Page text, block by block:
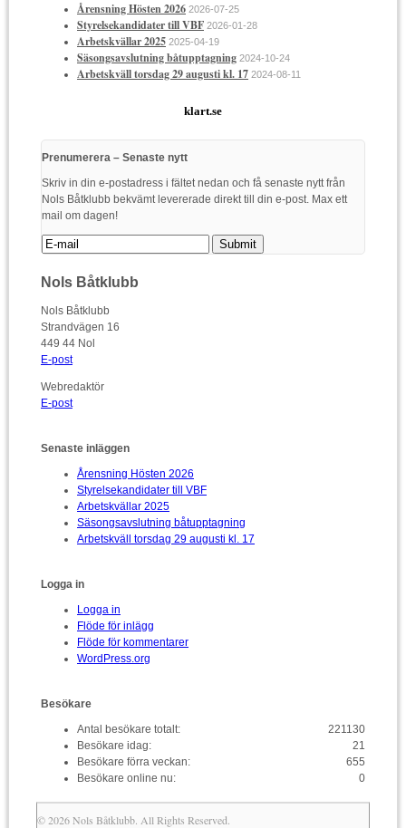
Årensning Hösten 2026 2026-07-25
Styrelsekandidater till VBF 2026-01-28
Arbetskvällar 2025 2025-04-19
Säsongsavslutning båtupptagning 2024-10-24
Arbetskväll torsdag 29 augusti kl. 17 2024-08-11
klart.se
Prenumerera – Senaste nytt
Skriv in din e-postadress i fältet nedan och få senaste nytt från
Nols Båtklubb bekvämt levererade direkt till din e-post. Max ett
mail om dagen!
Nols Båtklubb
Nols Båtklubb
Strandvägen 16
449 44 Nol
E-post
Webredaktör
E-post
Senaste inläggen
Årensning Hösten 2026
Styrelsekandidater till VBF
Arbetskvällar 2025
Säsongsavslutning båtupptagning
Arbetskväll torsdag 29 augusti kl. 17
Logga in
Logga in
Flöde för inlägg
Flöde för kommentarer
WordPress.org
Besökare
221130
Antal besökare totalt:
21
Besökare idag:
655
Besökare förra veckan:
0
Besökare online nu:
© 2026 Nols Båtklubb. All Rights Reserved.